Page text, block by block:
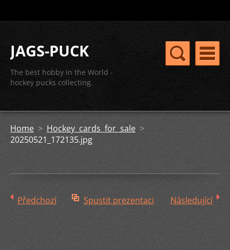
JAGS-PUCK
The best hobby in the World -
hockey pucks collecting.
Home > Hockey cards for sale >
20250521_172135.jpg
Předchozí Spustit prezentaci Následující